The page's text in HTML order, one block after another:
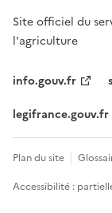
Site officiel du
l'agriculture
info.gouv.fr
legifrance.gouv.fr
Plan du site
Accessibilité :